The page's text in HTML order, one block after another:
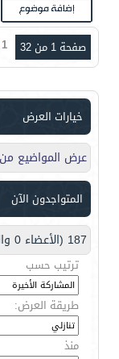
صفحة 1 من 32 1
خيارات العرض
عرض المواضيع من 1 إلى 20 من 635
المتواجدون الآن
187 (الأعضاء 0 والزوار 187)
ترتيب حسب
طريقة العرض:
منذ